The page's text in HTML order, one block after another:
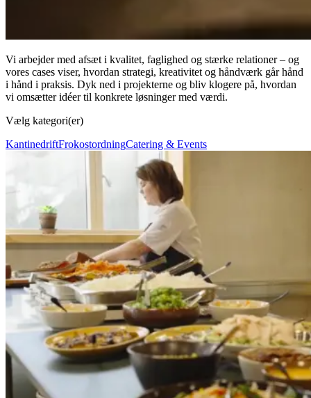
Vi arbejder med afsæt i kvalitet, faglighed og stærke relationer – og
vores cases viser, hvordan strategi, kreativitet og håndværk går hånd
i hånd i praksis. Dyk ned i projekterne og bliv klogere på, hvordan
vi omsætter idéer til konkrete løsninger med værdi.
Vælg kategori(er)
KantinedriftFrokostordningCatering & Events
Frokostordning
En komplet frokostoplevelse med variation og
nærvær hos Hobbii
Hobbii
Hobbii ønskede en frokostløsning, hvor både maden og værtskabet
var i centrum. Meyers leverede en komplet forplejningsløsning med
varierede menuer, økologiske råvarer og en fast vært, der skabte
nærvær omkring det daglige måltid.